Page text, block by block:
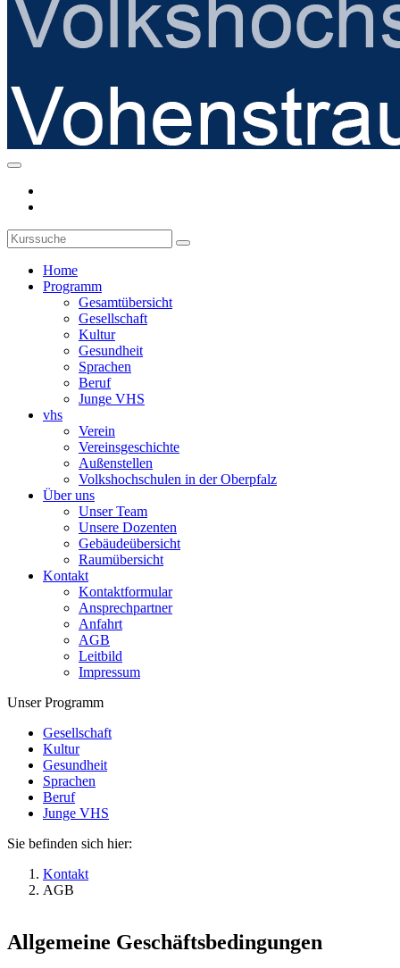
Home
Programm
Gesamtübersicht
Gesellschaft
Kultur
Gesundheit
Sprachen
Beruf
Junge VHS
vhs
Verein
Vereinsgeschichte
Außenstellen
Volkshochschulen in der Oberpfalz
Über uns
Unser Team
Unsere Dozenten
Gebäudeübersicht
Raumübersicht
Kontakt
Kontaktformular
Ansprechpartner
Anfahrt
AGB
Leitbild
Impressum
Unser Programm
Gesellschaft
Kultur
Gesundheit
Sprachen
Beruf
Junge VHS
Sie befinden sich hier:
Kontakt
AGB
Allgemeine Geschäftsbedingungen